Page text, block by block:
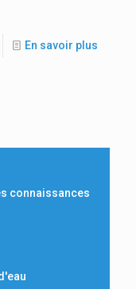
En savoir plus
connaissances